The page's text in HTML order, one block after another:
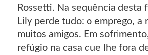
Rossetti. Na sequência desta
Lily perde tudo: o emprego, a
muitos amigos. Em
refúgio na casa que lhe fora